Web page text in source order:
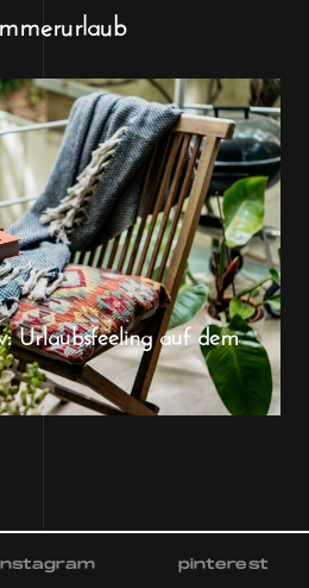
Urlaubsfeeling auf dem
pinterest